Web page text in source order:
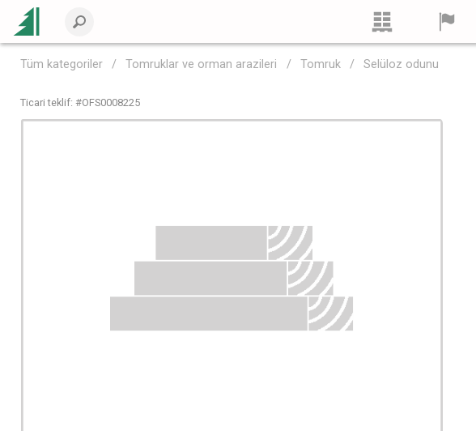
Tüm kategoriler Tomruklar ve orman arazileri Tomruk Selüloz odunu
Ticari teklif: #OFS0008225